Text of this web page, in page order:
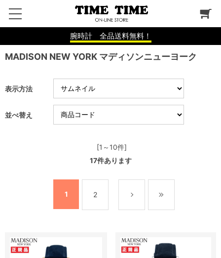
腕時計 全品送料無料！
MADISON NEW YORK マディソンニューヨーク
表示方法
並べ替え
[1～10件]
17件あります
1 2